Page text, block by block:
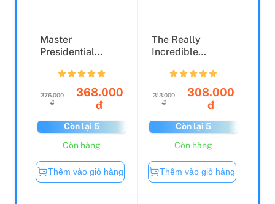
Master
Presidential
Minute A Day
376.000
đ
368.000
đ
Còn lại 5
Còn hàng
Thêm vào giỏ hàng
The Really
Incredible
Really Fun ...
313.000
đ
308.000
đ
Còn lại 5
Còn hàng
Thêm vào giỏ hàng